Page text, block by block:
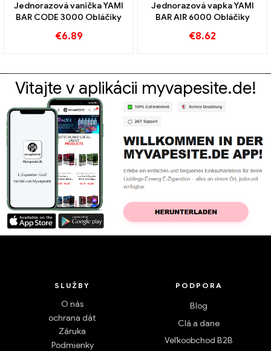
Jednorazová vanička YAMI
BAR CODE 3000 Obláčiky
€6.89
Jednorazová vapka YAMI
BAR AIR 6000 Obláčiky
€8.62
Vitajte v aplikácii myvapesite.de!
SLUŽBY
O nás
ochrana dát
Záruka
Podmienky
PODPORA
Blog
Clá a dane
Veľkoobchod B2B